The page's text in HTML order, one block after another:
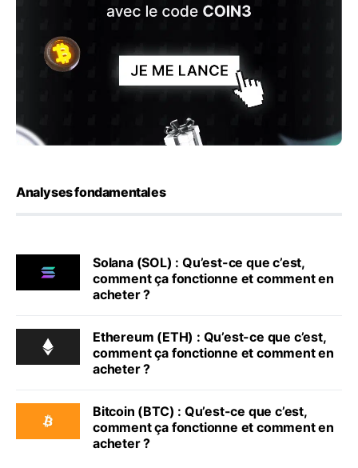
Analyses fondamentales
Solana (SOL) : Qu’est-ce que c’est,
comment ça fonctionne et comment en
acheter ?
Ethereum (ETH) : Qu’est-ce que c’est,
comment ça fonctionne et comment en
acheter ?
Bitcoin (BTC) : Qu’est-ce que c’est,
comment ça fonctionne et comment en
acheter ?